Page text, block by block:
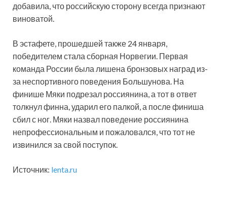
добавила, что российскую сторону всегда признают
виноватой.
В эстафете, прошедшей также 24 января,
победителем стала сборная Норвегии. Первая
команда России была лишена бронзовых наград из-
за неспортивного поведения Большунова. На
финише Мяки подрезал россиянина, а тот в ответ
толкнул финна, ударил его палкой, а после финиша
сбил с ног. Мяки назвал поведение россиянина
непрофессиональным и пожаловался, что тот не
извинился за свой поступок.
Источник: lenta.ru